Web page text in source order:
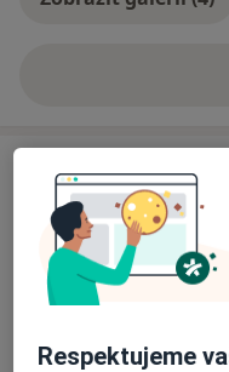
Adresa
Medi-Onco s.r.o.
Na Příkopě 859/22,
Respektujeme